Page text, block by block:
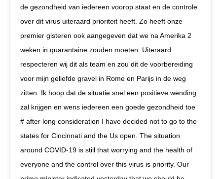
de gezondheid van iedereen voorop staat en de controle
over dit virus uiteraard prioriteit heeft. Zo heeft onze
premier gisteren ook aangegeven dat we na Amerika 2
weken in quarantaine zouden moeten. Uiteraard
respecteren wij dit als team en zou dit de voorbereiding
voor mijn geliefde gravel in Rome en Parijs in de weg
zitten. Ik hoop dat de situatie snel een positieve wending
zal krijgen en wens iedereen een goede gezondheid toe
# after long consideration I have decided not to go to the
states for Cincinnati and the Us open. The situation
around COVID-19 is still that worrying and the health of
everyone and the control over this virus is priority. Our